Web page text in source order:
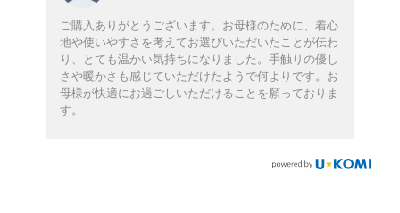
ご購入ありがとうございます。お母様のために、着心
地や使いやすさを考えてお選びいただいたことが伝わ
り、とても温かい気持ちになりました。手触りの優し
さや暖かさも感じていただけたようで何よりです。お
母様が快適にお過ごしいただけることを願っておりま
す。